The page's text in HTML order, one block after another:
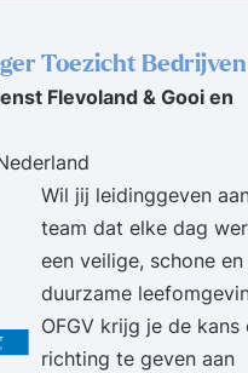
kunt u ook het
behalen.
Toezicht Bedrijven
Flevoland & Gooi en
Wil jij leidinggeven
team dat elke dag
een veilige, schone en
duurzame
OFGV krijg je de kans
richting te geven aan